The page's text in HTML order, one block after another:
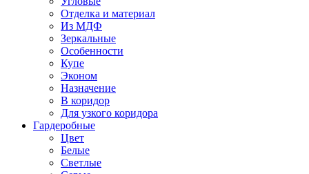
Отделка и материал
Из МДФ
Зеркальные
Особенности
Купе
Эконом
Назначение
В коридор
Для узкого коридора
Гардеробные
Цвет
Белые
Светлые